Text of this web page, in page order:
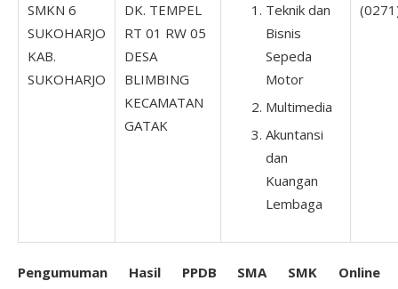
SMKN 6
SUKOHARJO
KAB.
SUKOHARJO
DK. TEMPEL
RT 01 RW 05
DESA
BLIMBING
KECAMATAN
GATAK
Teknik dan
Bisnis
Sepeda
Motor
Multimedia
Akuntansi
dan
Kuangan
Lembaga
Pengumuman Hasil PPDB SMA SMK Online